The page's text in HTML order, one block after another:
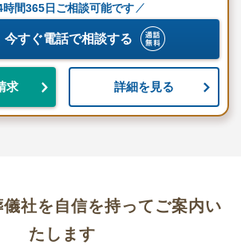
時間365日ご相談可能です
今すぐ電話で相談する
求 詳細を見る
社を自信を持ってご案内い
たします